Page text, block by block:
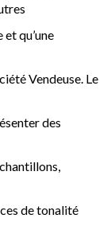
qu’une
Vendeuse. Le
des
de tonalité